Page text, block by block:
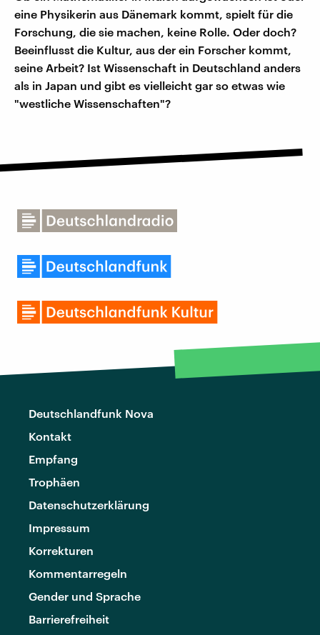
eine Physikerin aus Dänemark kommt, spielt für die
Forschung, die sie machen, keine Rolle. Oder doch?
Beeinflusst die Kultur, aus der ein Forscher kommt,
seine Arbeit? Ist Wissenschaft in Deutschland anders
als in Japan und gibt es vielleicht gar so etwas wie
"westliche Wissenschaften"?
Deutschlandfunk Nova
Kontakt
Empfang
Trophäen
Datenschutzerklärung
Impressum
Korrekturen
Kommentarregeln
Gender und Sprache
Barrierefreiheit